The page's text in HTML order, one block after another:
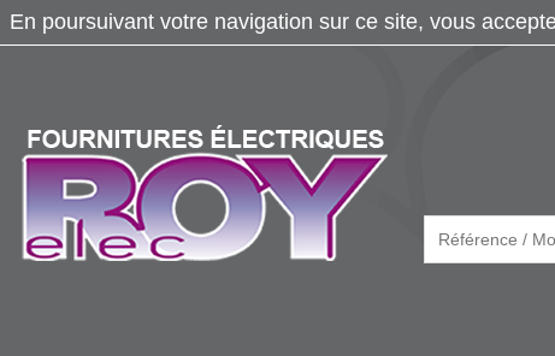
En poursuivant votre navigation sur ce site, vous